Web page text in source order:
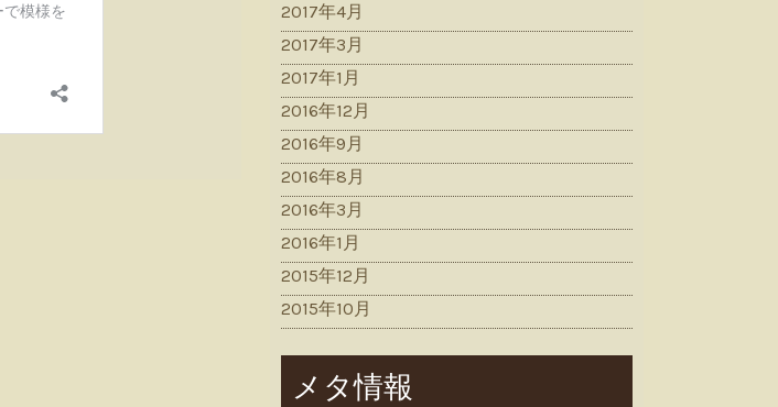
2017年4月
2017年3月
2017年1月
2016年12月
2016年9月
2016年8月
2016年3月
2016年1月
2015年12月
2015年10月
メタ情報